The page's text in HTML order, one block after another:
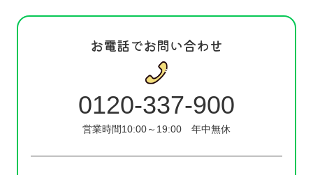
お電話でお問い合わせ
0120-337-900
営業時間10:00～19:00 年中無休